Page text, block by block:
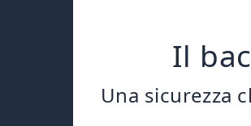
Il
Una sicurezza